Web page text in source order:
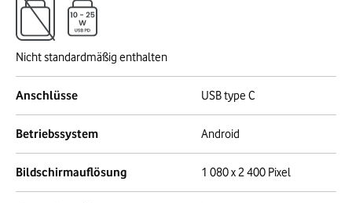
Nicht standardmäßig enthalten
Anschlüsse USB type C
Betriebssystem Android
Bildschirmauflösung 1 080 x 2 400 Pixel